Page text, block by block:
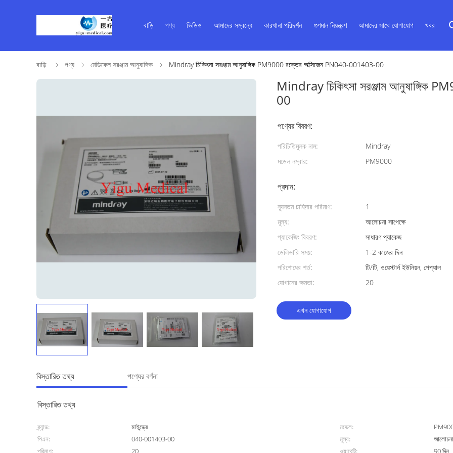
বাড়ি পণ্য ভিডিও আমাদের সম্বন্ধে কারখানা পরিদর্শন গুণমান নিয়ন্ত্রণ আমাদের সাথে যোগাযোগ খবর
বাড়ি পণ্য মেডিকেল সরঞ্জাম আনুষাঙ্গিক Mindray চিকিৎসা সরঞ্জাম আনুষাঙ্গিক PM9000 রক্তের অক্সিজেন PN040-001403-00
Mindray চিকিৎসা সরঞ্জাম আনুষাঙ্গিক
00
পণ্যের বিবরণ:
পরিচিতিমুলক নাম:
Mindray
মডেল নম্বার:
PM9000
প্রদান:
ন্যূনতম চাহিদার পরিমাণ:
1
মূল্য:
আলোচনা সাপেক্ষে
প্যাকেজিং বিবরণ:
সাধারণ প্যাকেজ
ডেলিভারি সময়:
1-2 কাজের দিন
পরিশোধের শর্ত:
টি/টি, ওয়েস্টার্ন ইউনিয়ন, পেপ্যাল
যোগানের ক্ষমতা:
20
এখন যোগাযোগ
বিস্তারিত তথ্য পণ্যের বর্ণনা
বিস্তারিত তথ্য
ব্র্যান্ড: মাইন্ড্রে মডেল:
পিএন:
040-001403-00 মূল্য:
আলোচনা
পরিমাণ:
20 ওয়ারেন্টি:
90 দিন